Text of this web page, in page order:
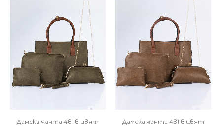
Дамска чанта 4в1 в цвят
Дамска чанта 4в1 в цвят